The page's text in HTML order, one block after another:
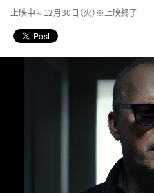
近日公開の作品
COMING SOON
今月のスケジュール
上映中～12月30日（火）※上映終了